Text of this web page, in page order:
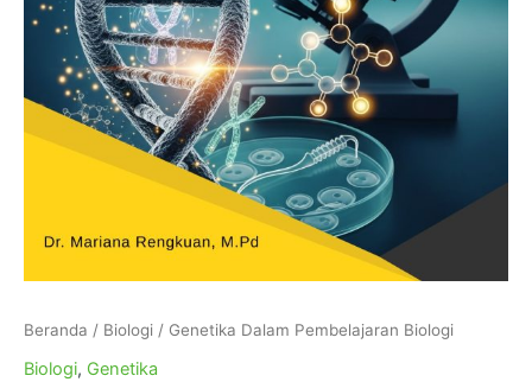
Beranda / Biologi / Genetika Dalam Pembelajaran Biologi
Biologi, Genetika